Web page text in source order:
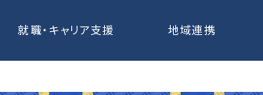
就職・キャリア支援 地域連携